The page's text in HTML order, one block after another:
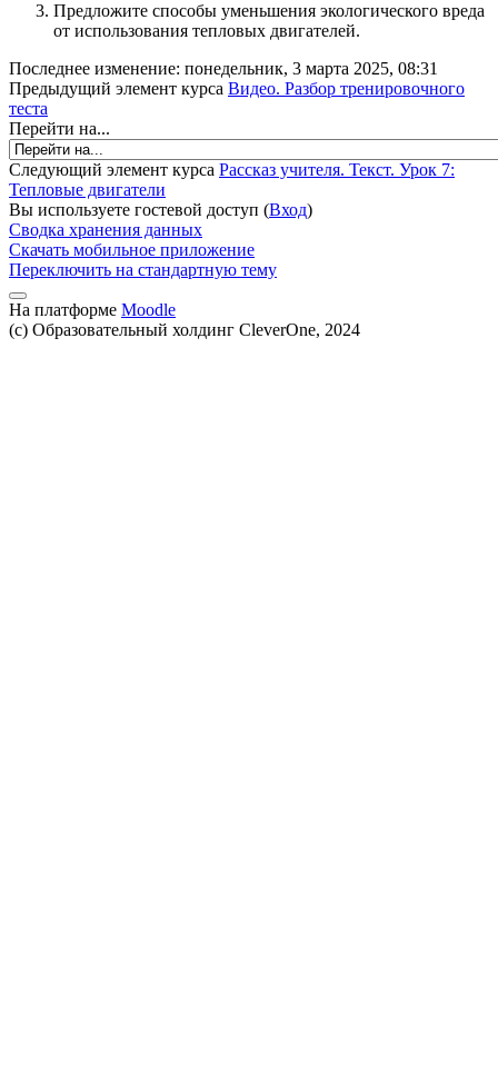
Предложите способы уменьшения экологического вреда
от использования тепловых двигателей.
Последнее изменение: понедельник, 3 марта 2025, 08:31
Предыдущий элемент курса Видео. Разбор тренировочного
теста
Перейти на...
Следующий элемент курса Рассказ учителя. Текст. Урок 7:
Тепловые двигатели
Вы используете гостевой доступ (Вход)
Сводка хранения данных
Скачать мобильное приложение
Переключить на стандартную тему
На платформе Moodle
(c) Образовательный холдинг CleverOne, 2024